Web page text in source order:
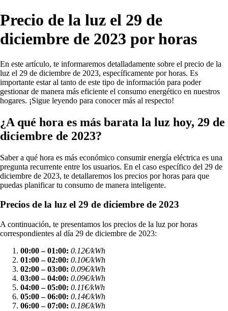
Precio de la luz el 29 de
diciembre de 2023 por horas
En este artículo, te informaremos detalladamente sobre el precio de la
luz el 29 de diciembre de 2023, específicamente por horas. Es
importante estar al tanto de este tipo de información para poder
gestionar de manera más eficiente el consumo energético en nuestros
hogares. ¡Sigue leyendo para conocer más al respecto!
¿A qué hora es más barata la luz hoy, 29 de
diciembre de 2023?
Saber a qué hora es más económico consumir energía eléctrica es una
pregunta recurrente entre los usuarios. En el caso específico del 29 de
diciembre de 2023, te detallaremos los precios por horas para que
puedas planificar tu consumo de manera inteligente.
Precios de la luz el 29 de diciembre de 2023
A continuación, te presentamos los precios de la luz por horas
correspondientes al día 29 de diciembre de 2023:
00:00 – 01:00: 0.12€/kWh
01:00 – 02:00: 0.10€/kWh
02:00 – 03:00: 0.09€/kWh
03:00 – 04:00: 0.09€/kWh
04:00 – 05:00: 0.11€/kWh
05:00 – 06:00: 0.14€/kWh
06:00 – 07:00: 0.18€/kWh